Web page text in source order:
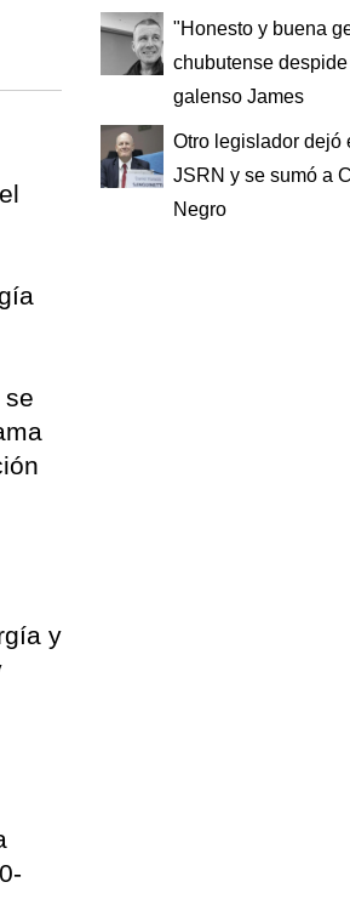
y
"Honesto y buena
chubutense despide
galenso James
Otro legislador dejó
JSRN y se sumó a
Negro